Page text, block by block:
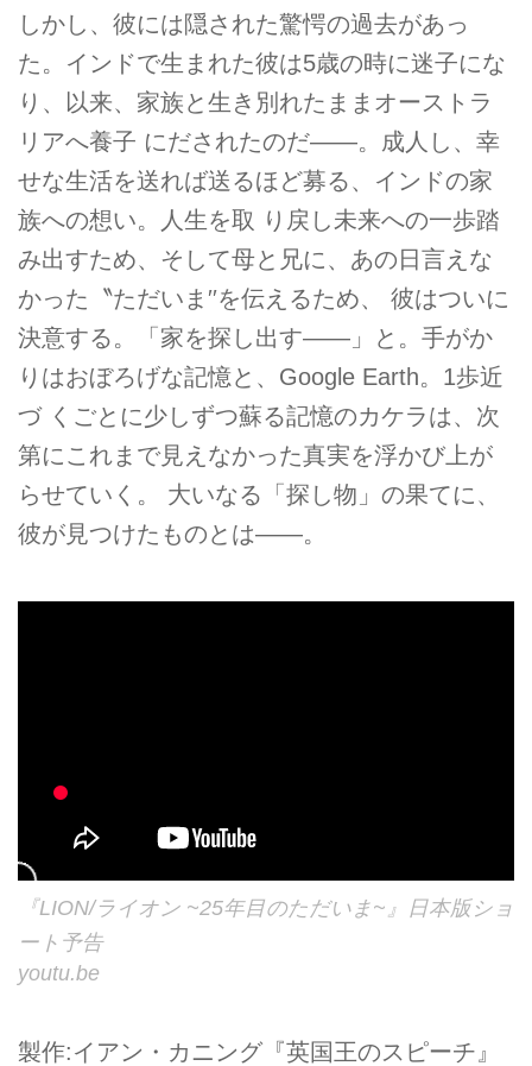
しかし、彼には隠された驚愕の過去があっ
た。インドで生まれた彼は5歳の時に迷子にな
り、以来、家族と生き別れたままオーストラ
リアへ養子 にだされたのだ――。成人し、幸
せな生活を送れば送るほど募る、インドの家
族への想い。人生を取 り戻し未来への一歩踏
み出すため、そして母と兄に、あの日言えな
かった〝ただいま′′を伝えるため、 彼はついに
決意する。「家を探し出す――」と。手がか
りはおぼろげな記憶と、Google Earth。1歩近
づ くごとに少しずつ蘇る記憶のカケラは、次
第にこれまで見えなかった真実を浮かび上が
らせていく。 大いなる「探し物」の果てに、
彼が見つけたものとは――。
『LION/ライオン ~25年目のただいま~』日本版ショ
ート予告
youtu.be
製作:イアン・カニング『英国王のスピーチ』